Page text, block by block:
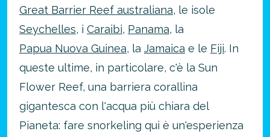
Great Barrier Reef australiana, le isole
Seychelles, i Caraibi, Panama, la
Papua Nuova Guinea, la Jamaica e le Fiji. In
queste ultime, in particolare, c'è la Sun
Flower Reef, una barriera corallina
gigantesca con l'acqua più chiara del
Pianeta: fare snorkeling qui è un'esperienza